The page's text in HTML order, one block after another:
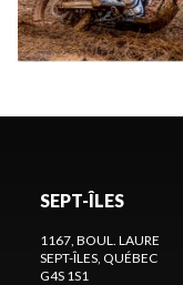
SEPT-ÎLES
1167, BOUL. LAURE
SEPT-ÎLES, QUÉBEC
G4S 1S1